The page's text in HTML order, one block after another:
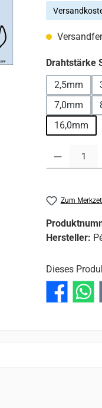
Drahtstärke
2,5mm
7,0mm
16,0mm
Produkt
Zum
Hersteller:
Dieses